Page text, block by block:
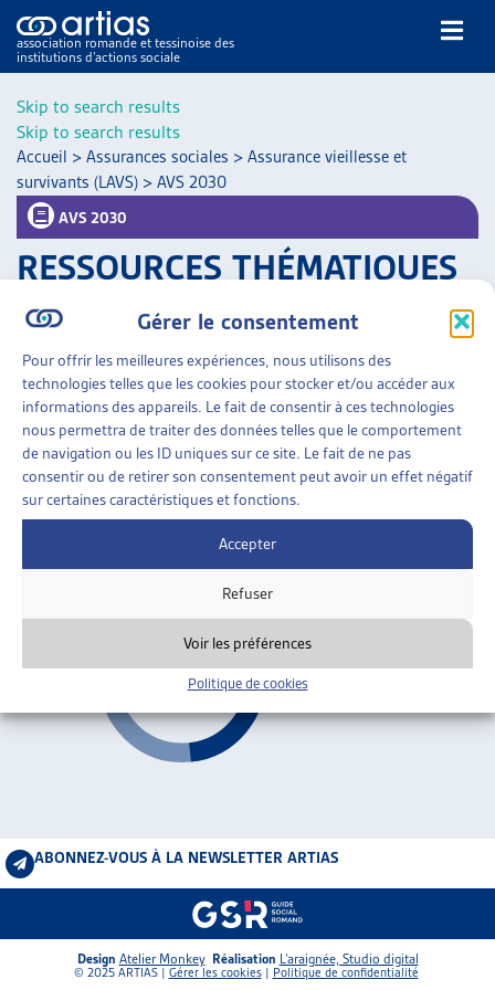
Skip to search results
Gérer le consentement
Pour offrir les meilleures expériences, nous utilisons des
technologies telles que les cookies pour stocker et/ou accéder aux
informations des appareils. Le fait de consentir à ces technologies
nous permettra de traiter des données telles que le comportement
de navigation ou les ID uniques sur ce site. Le fait de ne pas
consentir ou de retirer son consentement peut avoir un effet négatif
sur certaines caractéristiques et fonctions.
Accepter
Refuser
Voir les préférences
Politique de cookies
Skip to search results
association romande et tessinoise des
institutions d’actions sociale
NOS PUBLICATIONS
DOSSIERS DU MOIS
VEILLE
RESSOURCES
THÉMATIQUES
GUIDE SOCIAL ROMAND
AUTRES
ARTIAS
PROJETS ET ACTIVITÉS
Accueil > Assurances sociales > Assurance vieillesse et
survivants (LAVS) > AVS 2030
AVS 2030
RESSOURCES THÉMATIQUES
ASSURANCES SOCIALES»ASSURANCE VIEILLESSE
ET SURVIVANTS (LAVS)»AVS 2030
AVS 2030
OFAS, page thématique;communiqué de presse, mai
AVS 2030
Filtrer
Trier
ABONNEZ-VOUS À LA NEWSLETTER ARTIAS
Design Atelier Monkey Réalisation L’araignée, Studio digital
© 2025 ARTIAS | Gérer les cookies| Politique de confidentialité